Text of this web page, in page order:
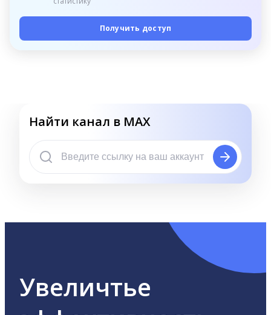
Получить доступ
Найти канал в MAX
Увеличтье